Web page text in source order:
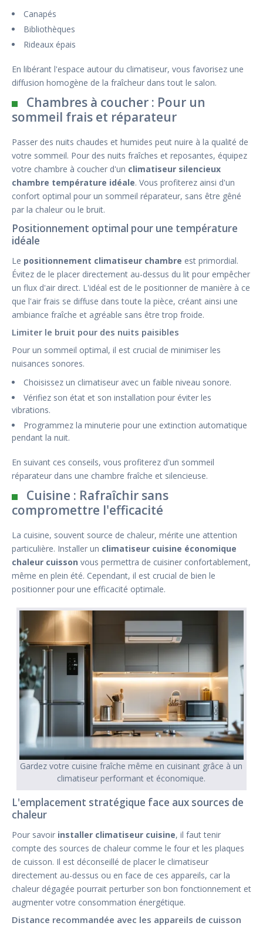
Canapés
Bibliothèques
Rideaux épais
En libérant l'espace autour du climatiseur, vous favorisez une
diffusion homogène de la fraîcheur dans tout le salon.
Chambres à coucher : Pour un
sommeil frais et réparateur
Passer des nuits chaudes et humides peut nuire à la qualité de
votre sommeil. Pour des nuits fraîches et reposantes, équipez
votre chambre à coucher d'un climatiseur silencieux
chambre température idéale. Vous profiterez ainsi d'un
confort optimal pour un sommeil réparateur, sans être gêné
par la chaleur ou le bruit.
Positionnement optimal pour une température
idéale
Le positionnement climatiseur chambre est primordial.
Évitez de le placer directement au-dessus du lit pour empêcher
un flux d'air direct. L'idéal est de le positionner de manière à ce
que l'air frais se diffuse dans toute la pièce, créant ainsi une
ambiance fraîche et agréable sans être trop froide.
Limiter le bruit pour des nuits paisibles
Pour un sommeil optimal, il est crucial de minimiser les
nuisances sonores.
Choisissez un climatiseur avec un faible niveau sonore.
Vérifiez son état et son installation pour éviter les
vibrations.
Programmez la minuterie pour une extinction automatique
pendant la nuit.
En suivant ces conseils, vous profiterez d'un sommeil
réparateur dans une chambre fraîche et silencieuse.
Cuisine : Rafraîchir sans
compromettre l'efficacité
La cuisine, souvent source de chaleur, mérite une attention
particulière. Installer un climatiseur cuisine économique
chaleur cuisson vous permettra de cuisiner confortablement,
même en plein été. Cependant, il est crucial de bien le
positionner pour une efficacité optimale.
Gardez votre cuisine fraîche même en cuisinant grâce à un
climatiseur performant et économique.
L'emplacement stratégique face aux sources de
chaleur
Pour savoir installer climatiseur cuisine, il faut tenir
compte des sources de chaleur comme le four et les plaques
de cuisson. Il est déconseillé de placer le climatiseur
directement au-dessus ou en face de ces appareils, car la
chaleur dégagée pourrait perturber son bon fonctionnement et
augmenter votre consommation énergétique.
Distance recommandée avec les appareils de cuisson